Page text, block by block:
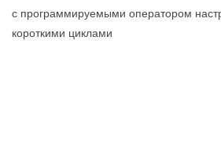
с программируемыми оператором
короткими циклами